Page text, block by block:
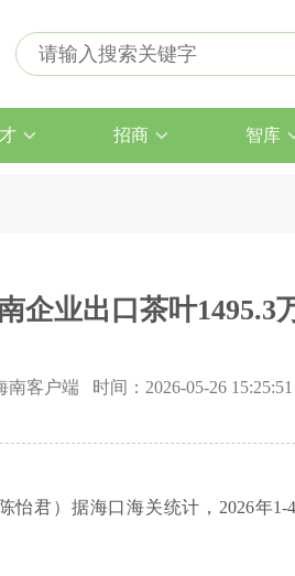
招商 智库
企业出口茶叶1495.3
客户端 时间：2026-05-26 15:25:51
君）据海口海关统计，2026年